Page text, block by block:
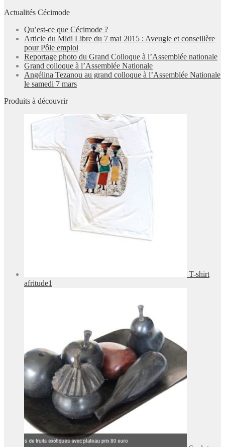
Actualités Cécimode
Qu’est-ce que Cécimode ?
Article du Midi Libre du 7 mai 2015 : Aveugle et conseillère
pour Pôle emploi
Reportage photo du Grand Colloque à l’Assemblée nationale
Grand colloque à l’Assemblée Nationale
Angélina Tezanou au grand colloque à l’Assemblée Nationale
le samedi 7 mars
Produits à découvrir
T-shirt
afritude1